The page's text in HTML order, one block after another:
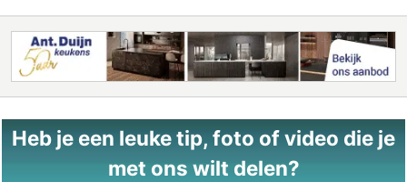
Heb je een leuke tip, foto of video die je
met ons wilt delen?